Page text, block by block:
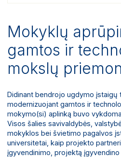
Mokyklų
gamtos ir
mokslų
Didinant bendrojo ugdymo įstaigų
modernizuojant gamtos ir
mokymo(si) aplinką buvo
Visos šalies savivaldybės,
mokyklos bei švietimo pagalvos
universitetai, kaip projekto
įgyvendinimo, projektą įgyvendino